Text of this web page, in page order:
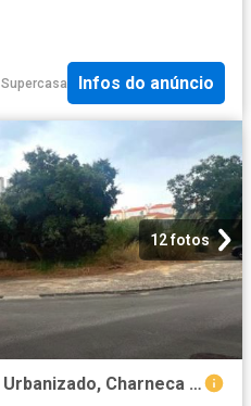
Supercasa Infos do anúncio
12 fotos
Terreno para construção Urbanizado, Charneca da Cotovia, Sesimbra